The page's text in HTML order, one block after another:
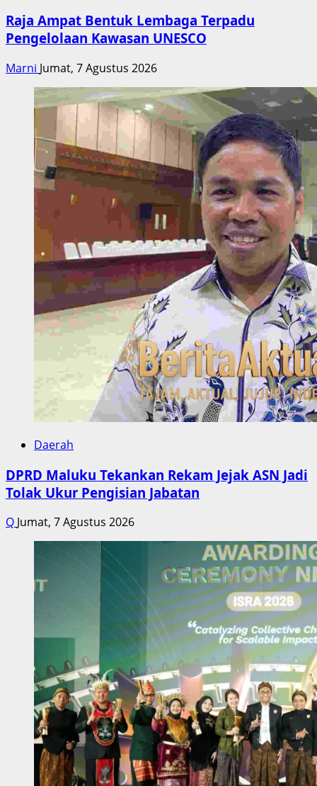
Raja Ampat Bentuk Lembaga Terpadu
Pengelolaan Kawasan UNESCO
Marni Jumat, 7 Agustus 2026
Daerah
DPRD Maluku Tekankan Rekam Jejak ASN Jadi
Tolak Ukur Pengisian Jabatan
Q Jumat, 7 Agustus 2026